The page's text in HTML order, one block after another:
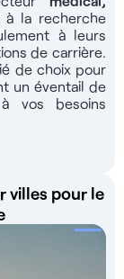
facilité par les
pour vous
une
brut
du poste : -
Rémunération
- Planning
Prise en
ayant obtenu
provenant
de l’intégration
: -
la recherche
à leurs
de carrière.
de choix pour
un éventail de
vos besoins
villes pour le